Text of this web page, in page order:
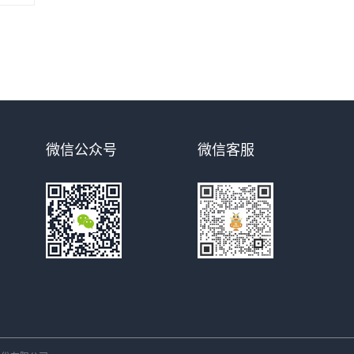
微信客服
微信公众号